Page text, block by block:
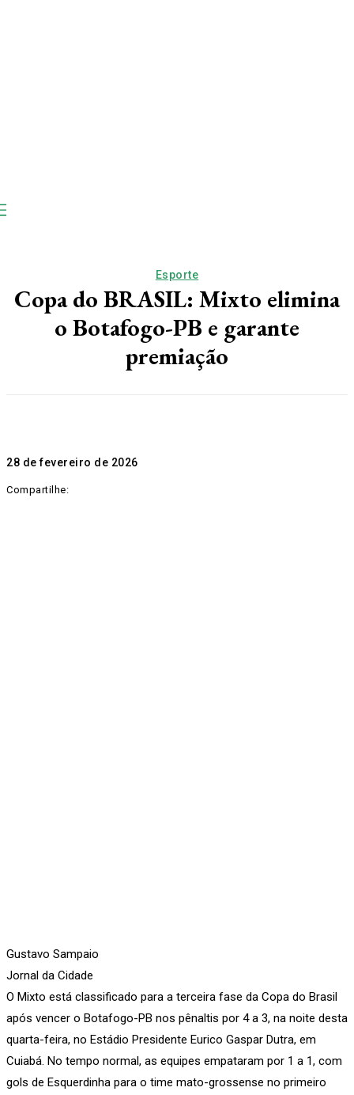
Esporte
Copa do BRASIL: Mixto elimina
o Botafogo-PB e garante
premiação
28 de fevereiro de 2026
Compartilhe:
Gustavo Sampaio
Jornal da Cidade
O Mixto está classificado para a terceira fase da Copa do Brasil
após vencer o Botafogo-PB nos pênaltis por 4 a 3, na noite desta
quarta-feira, no Estádio Presidente Eurico Gaspar Dutra, em
Cuiabá. No tempo normal, as equipes empataram por 1 a 1, com
gols de Esquerdinha para o time mato-grossense no primeiro